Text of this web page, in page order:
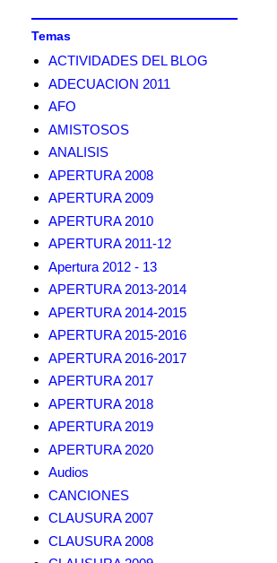
Temas
ACTIVIDADES DEL BLOG
ADECUACION 2011
AFO
AMISTOSOS
ANALISIS
APERTURA 2008
APERTURA 2009
APERTURA 2010
APERTURA 2011-12
Apertura 2012 - 13
APERTURA 2013-2014
APERTURA 2014-2015
APERTURA 2015-2016
APERTURA 2016-2017
APERTURA 2017
APERTURA 2018
APERTURA 2019
APERTURA 2020
Audios
CANCIONES
CLAUSURA 2007
CLAUSURA 2008